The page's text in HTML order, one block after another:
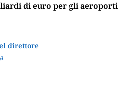
di euro per gli aeroporti
direttore